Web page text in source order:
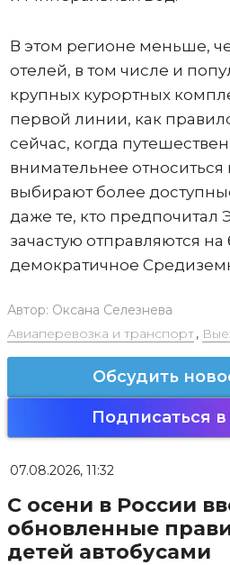
В этом регионе меньше,
отелей, в том числе и
крупных курортных
первой линии, как
сейчас, когда
внимательнее
выбирают более
даже те, кто предпочитал
зачастую отправляются на
демократичное
Автор: Оксана Селезнева
Авиаперевозка и транспорт,
Обсудить
Подписаться в
07.08.2026, 11:32
С осени в России
обновленные
детей автобусами